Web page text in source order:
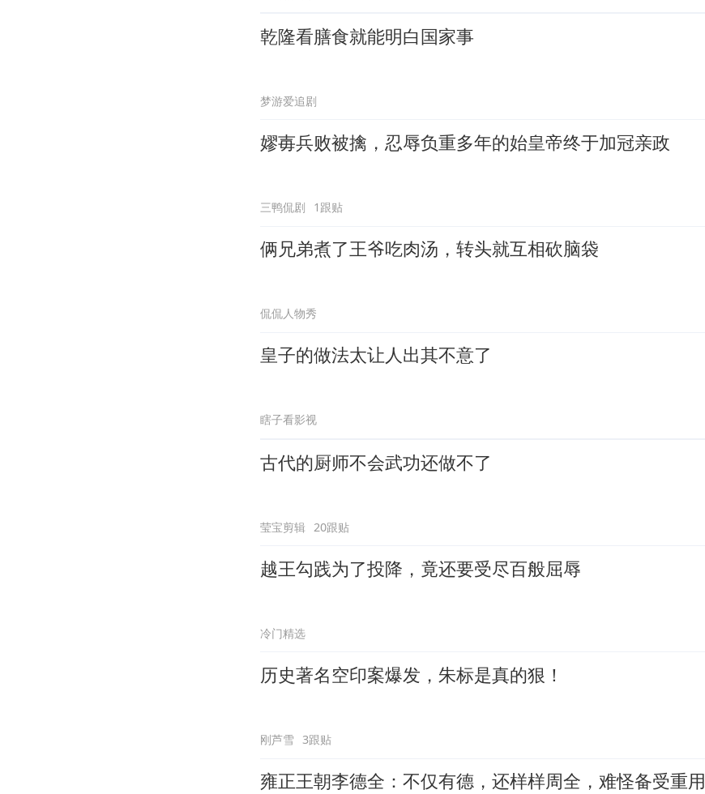
乾隆看膳食就能明白国家事
梦游爱追剧
嫪毐兵败被擒，忍辱负重多年的始皇帝终于加冠亲政
三鸭侃剧 1跟贴
俩兄弟煮了王爷吃肉汤，转头就互相砍脑袋
侃侃人物秀
皇子的做法太让人出其不意了
瞎子看影视
古代的厨师不会武功还做不了
莹宝剪辑 20跟贴
越王勾践为了投降，竟还要受尽百般屈辱
冷门精选
历史著名空印案爆发，朱标是真的狠！
刚芦雪 3跟贴
雍正王朝李德全：不仅有德，还样样周全，难怪备受重用